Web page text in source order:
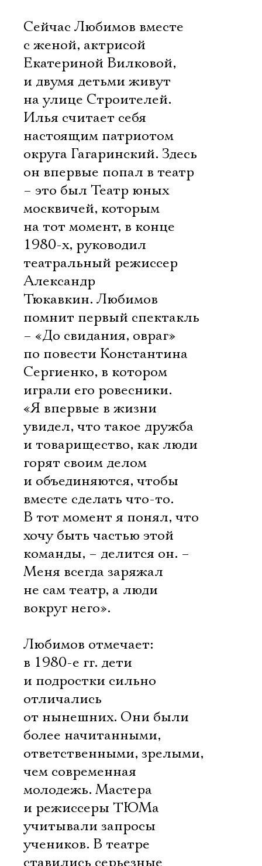
Сейчас Любимов вместе
с женой, актрисой
Екатериной Вилковой,
и двумя детьми живут
на улице Строителей.
Илья считает себя
настоящим патриотом
округа Гагаринский. Здесь
он впервые попал в театр
– это был Театр юных
москвичей, которым
на тот момент, в конце
1980-х, руководил
театральный режиссер
Александр
Тюкавкин. Любимов
помнит первый спектакль
– «До свидания, овраг»
по повести Константина
Сергиенко, в котором
играли его ровесники.
«Я впервые в жизни
увидел, что такое дружба
и товарищество, как люди
горят своим делом
и объединяются, чтобы
вместе сделать что-то.
В тот момент я понял, что
хочу быть частью этой
команды, – делится он. –
Меня всегда заряжал
не сам театр, а люди
вокруг него».
Любимов отмечает:
в 1980-е гг. дети
и подростки сильно
отличались
от нынешних. Они были
более начитанными,
ответственными, зрелыми,
чем современная
молодежь. Мастера
и режиссеры ТЮМа
учитывали запросы
учеников. В театре
ставились серьезные